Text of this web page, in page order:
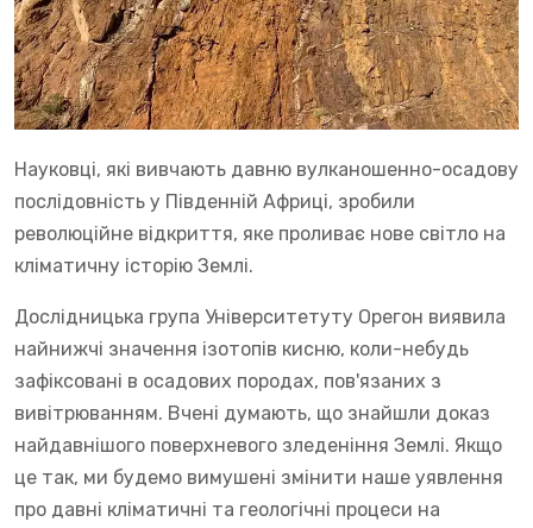
Науковці, які вивчають давню вулканошенно-осадову
послідовність у Південній Африці, зробили
революційне відкриття, яке проливає нове світло на
кліматичну історію Землі.
Дослідницька група Університетуту Орегон виявила
найнижчі значення ізотопів кисню, коли-небудь
зафіксовані в осадових породах, пов'язаних з
вивітрюванням. Вчені думають, що знайшли доказ
найдавнішого поверхневого зледеніння Землі. Якщо
це так, ми будемо вимушені змінити наше уявлення
про давні кліматичні та геологічні процеси на